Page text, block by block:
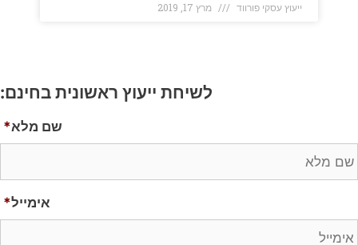
ייעוץ עסקי פורווד מרץ 17, 2019
לשיחת ייעוץ ראשונית בחינם:
שם מלא*
אימייל*